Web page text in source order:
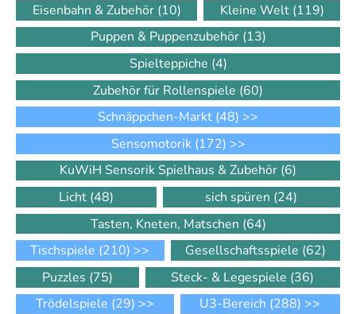
Eisenbahn & Zubehör (10) Kleine Welt (119)
Puppen & Puppenzubehör (13)
Spielteppiche (4)
Zubehör für Rollenspiele (60)
Schnäppchen-Markt (48) >>
Sensomotorik (172) >>
KuWiH Sensorik Spielhaus & Zubehör (6)
Licht (48) sich spüren (24)
Tasten, Kneten, Matschen (64)
Tischspiele (210) >> Gesellschaftsspiele (62)
Puzzles (75) Steck- & Legespiele (36)
Trödelspiele (29) >> U3-Bereich (288) >>